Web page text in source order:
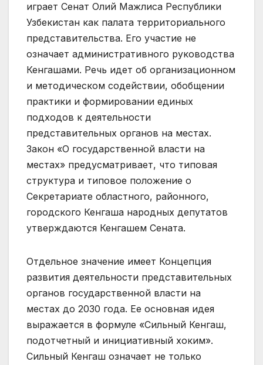
играет Сенат Олий Мажлиса Республики
Узбекистан как палата территориального
представительства. Его участие не
означает административного руководства
Кенгашами. Речь идет об организационном
и методическом содействии, обобщении
практики и формировании единых
подходов к деятельности
представительных органов на местах.
Закон «О государственной власти на
местах» предусматривает, что типовая
структура и типовое положение о
Секретариате областного, районного,
городского Кенгаша народных депутатов
утверждаются Кенгашем Сената.
Отдельное значение имеет Концепция
развития деятельности представительных
органов государственной власти на
местах до 2030 года. Ее основная идея
выражается в формуле «Сильный Кенгаш,
подотчетный и инициативный хоким».
Сильный Кенгаш означает не только